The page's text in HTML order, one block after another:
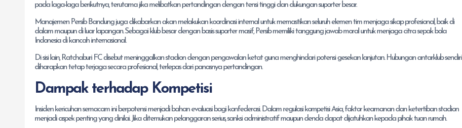
pada laga-laga berikutnya, terutama jika melibatkan pertandingan dengan tensi tinggi dan dukungan suporter besar.
Manajemen Persib Bandung juga dikabarkan akan melakukan koordinasi internal untuk memastikan seluruh elemen tim menjaga sikap profesional, baik di
dalam maupun di luar lapangan. Sebagai klub besar dengan basis suporter masif, Persib memiliki tanggung jawab moral untuk menjaga citra sepak bola
Indonesia di kancah internasional.
Di sisi lain, Ratchaburi FC disebut meninggalkan stadion dengan pengawalan ketat guna menghindari potensi gesekan lanjutan. Hubungan antarklub sendiri
diharapkan tetap terjaga secara profesional, terlepas dari panasnya pertandingan.
Dampak terhadap Kompetisi
Insiden kericuhan semacam ini berpotensi menjadi bahan evaluasi bagi konfederasi. Dalam regulasi kompetisi Asia, faktor keamanan dan ketertiban stadion
menjadi aspek penting yang dinilai. Jika ditemukan pelanggaran serius, sanksi administratif maupun denda dapat dijatuhkan kepada pihak tuan rumah.